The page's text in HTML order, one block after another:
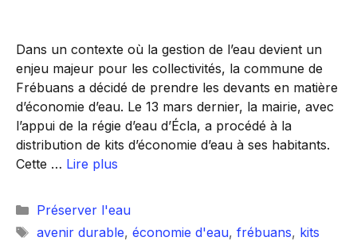
Dans un contexte où la gestion de l’eau devient un
enjeu majeur pour les collectivités, la commune de
Frébuans a décidé de prendre les devants en matière
d’économie d’eau. Le 13 mars dernier, la mairie, avec
l’appui de la régie d’eau d’Écla, a procédé à la
distribution de kits d’économie d’eau à ses habitants.
Cette … Lire plus
Catégories
Préserver l'eau
Étiquettes
avenir durable, économie d'eau, frébuans, kits